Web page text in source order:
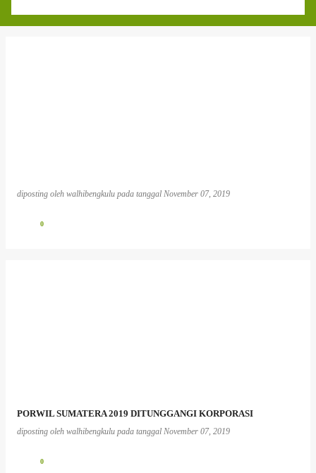
diposting oleh walhibengkulu pada tanggal November 07, 2019
0
PORWIL SUMATERA 2019 DITUNGGANGI KORPORASI
diposting oleh walhibengkulu pada tanggal November 07, 2019
0